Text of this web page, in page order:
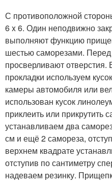
С противоположной
6 x 6. Один неподвижно
выполняют функцию
шестью саморезами. Перед
просверливают отверстия.
прокладки используем
камеры автомобиля или
использован кусок
приклеить или прикрутить
устанавливаем два
см и ещё 2 самореза,
верхнем квадрате
отступив по сантиметру
надеваем резинку.